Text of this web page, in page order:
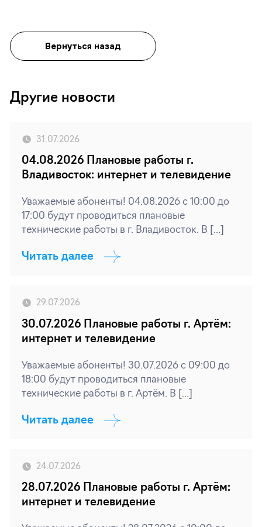
Вернуться назад
Другие новости
31.07.2026
04.08.2026 Плановые работы г.
Владивосток: интернет и телевидение
Уважаемые абоненты! 04.08.2026 с 10:00 до
17:00 будут проводиться плановые
технические работы в г. Владивосток. В […]
Читать далее
29.07.2026
30.07.2026 Плановые работы г. Артём:
интернет и телевидение
Уважаемые абоненты! 30.07.2026 с 09:00 до
18:00 будут проводиться плановые
технические работы в г. Артём. В […]
Читать далее
24.07.2026
28.07.2026 Плановые работы г. Артём:
интернет и телевидение